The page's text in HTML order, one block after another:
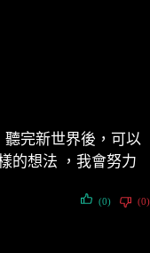
完新世界後，可以
的想法 ，我會努力
(0) (0)